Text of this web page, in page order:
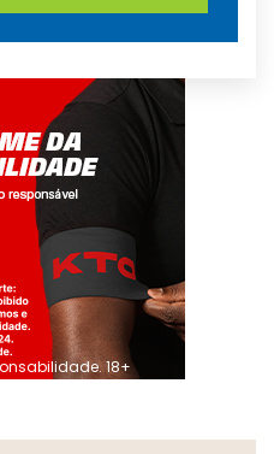
18+